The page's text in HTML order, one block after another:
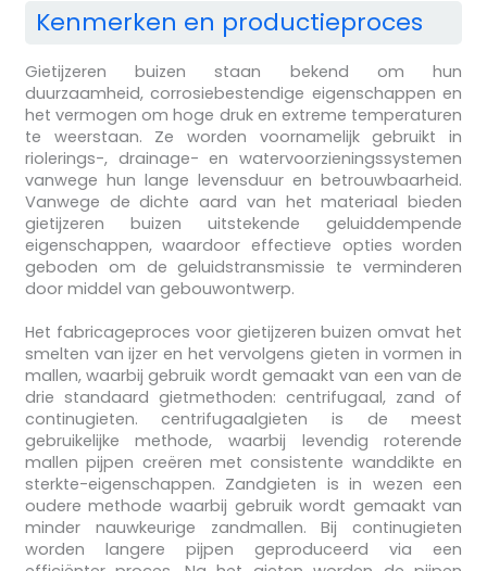
Kenmerken en productieproces
Gietijzeren buizen staan bekend om hun
duurzaamheid, corrosiebestendige eigenschappen en
het vermogen om hoge druk en extreme temperaturen
te weerstaan. Ze worden voornamelijk gebruikt in
riolerings-, drainage- en watervoorzieningssystemen
vanwege hun lange levensduur en betrouwbaarheid.
Vanwege de dichte aard van het materiaal bieden
gietijzeren buizen uitstekende geluiddempende
eigenschappen, waardoor effectieve opties worden
geboden om de geluidstransmissie te verminderen
door middel van gebouwontwerp.
Het fabricageproces voor gietijzeren buizen omvat het
smelten van ijzer en het vervolgens gieten in vormen in
mallen, waarbij gebruik wordt gemaakt van een van de
drie standaard gietmethoden: centrifugaal, zand of
continugieten. centrifugaalgieten is de meest
gebruikelijke methode, waarbij levendig roterende
mallen pijpen creëren met consistente wanddikte en
sterkte-eigenschappen. Zandgieten is in wezen een
oudere methode waarbij gebruik wordt gemaakt van
minder nauwkeurige zandmallen. Bij continugieten
worden langere pijpen geproduceerd via een